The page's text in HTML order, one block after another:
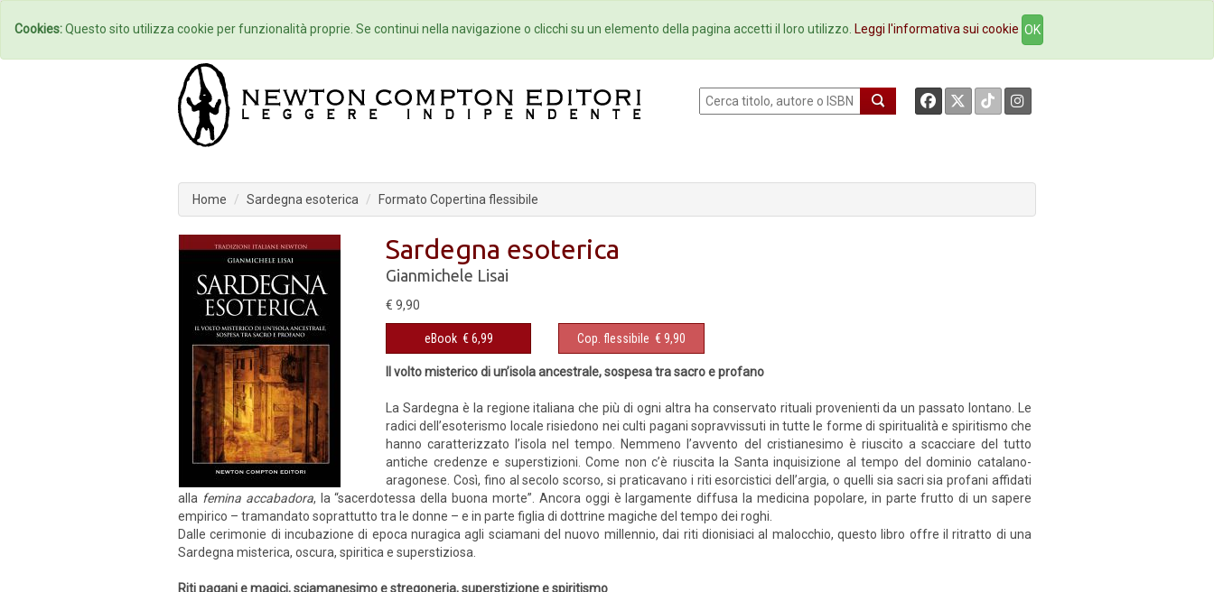
Home Autori Eventi Collane Newsletter Ebookstore Contatti
Home Sardegna esoterica Formato Copertina flessibile
Sardegna esoterica
Gianmichele Lisai
€ 9,90
eBook € 6,99 Cop. flessibile € 9,90
Il volto misterico di un’isola ancestrale, sospesa tra sacro e profano
La Sardegna è la regione italiana che più di ogni altra ha conservato rituali provenienti da un passato lontano. Le
radici dell’esoterismo locale risiedono nei culti pagani sopravvissuti in tutte le forme di spiritualità e spiritismo che
hanno caratterizzato l’isola nel tempo. Nemmeno l’avvento del cristianesimo è riuscito a scacciare del tutto
antiche credenze e superstizioni. Come non c’è riuscita la Santa inquisizione al tempo del dominio catalano-
aragonese. Così, fino al secolo scorso, si praticavano i riti esorcistici dell’argia, o quelli sia sacri sia profani affidati
alla femina accabadora, la “sacerdotessa della buona morte”. Ancora oggi è largamente diffusa la medicina popolare, in parte frutto di un sapere
empirico – tramandato soprattutto tra le donne – e in parte figlia di dottrine magiche del tempo dei roghi.
Dalle cerimonie di incubazione di epoca nuragica agli sciamani del nuovo millennio, dai riti dionisiaci al malocchio, questo libro offre il ritratto di una
Sardegna misterica, oscura, spiritica e superstiziosa.
Riti pagani e magici, sciamanesimo e stregoneria, superstizione e spiritismo
Cookies:Questo sito utilizza cookie per funzionalità proprie. Se continui nella navigazione o clicchi su un elemento della pagina accetti il loro utilizzo. Leggi l'informativa sui cookie OK